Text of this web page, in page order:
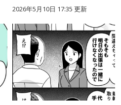
2026年5月10日 17:35 更新